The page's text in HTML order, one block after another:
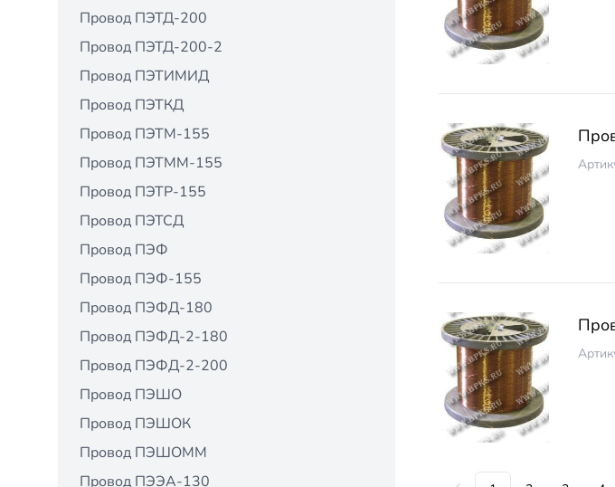
Провод ПЭТД-200
Провод ПЭТД-200-2
Провод ПЭТИМИД
Провод ПЭТКД
Провод ПЭТМ-155
Провод ПЭТММ-155
Провод ПЭТР-155
Провод ПЭТСД
Провод ПЭФ
Провод ПЭФ-155
Провод ПЭФД-180
Провод ПЭФД-2-180
Провод ПЭФД-2-200
Провод ПЭШО
Провод ПЭШОК
Провод ПЭШОММ
Провод ПЭЭА-130